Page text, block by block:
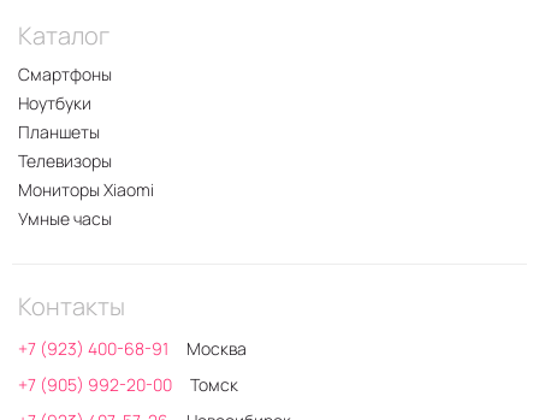
Каталог
Смартфоны
Ноутбуки
Планшеты
Телевизоры
Мониторы Xiaomi
Умные часы
Контакты
+7 (923) 400-68-91
Москва
+7 (905) 992-20-00
Томск